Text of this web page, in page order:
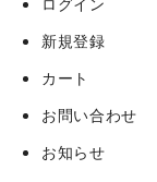
新規登録
カート
お問い合わせ
お知らせ